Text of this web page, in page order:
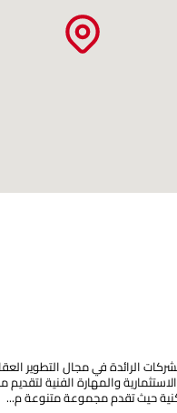
الرائدة في مجال التطوير
والمهارة الفنية
حيث تقدم مجموعة متنوعة م...